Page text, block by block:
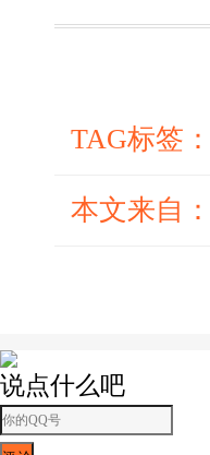
TAG标签：
本文来自：
说点什么吧